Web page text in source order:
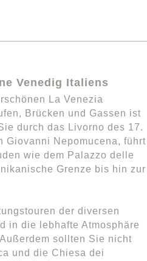
Venedig Italiens
La Venezia
Brücken und Gassen ist
durch das Livorno des 17.
Giovanni Nepomucena, führt
wie dem Palazzo delle
Grenze bis hin zur
der diversen
in die lebhafte Atmosphäre
sollten Sie nicht
und die Chiesa dei